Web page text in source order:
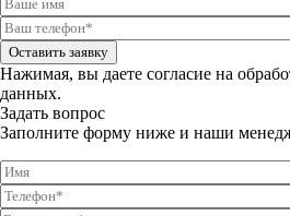
Оставить заявку
Нажимая, вы даете согласие на
данных.
Задать вопрос
Заполните форму ниже и наши